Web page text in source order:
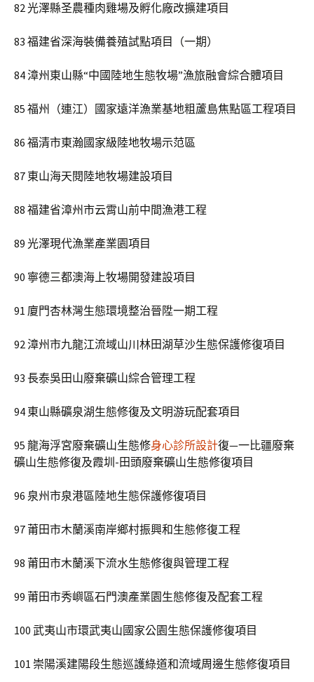
82 光澤縣圣農種肉雞場及孵化廠改擴建項目
83 福建省深海裝備養殖試點項目（一期）
84 漳州東山縣“中國陸地生態牧場”漁旅融會綜合體項目
85 福州（連江）國家遠洋漁業基地粗蘆島焦點區工程項目
86 福清市東瀚國家級陸地牧場示范區
87 東山海天閱陸地牧場建設項目
88 福建省漳州市云霄山前中間漁港工程
89 光澤現代漁業產業園項目
90 寧德三都澳海上牧場開發建設項目
91 廈門杏林灣生態環境整治晉陞一期工程
92 漳州市九龍江流域山川林田湖草沙生態保護修復項目
93 長泰吳田山廢棄礦山綜合管理工程
94 東山縣礦泉湖生態修復及文明游玩配套項目
95 龍海浮宮廢棄礦山生態修身心診所設計復—一比疆廢棄
礦山生態修復及霞圳-田頭廢棄礦山生態修復項目
96 泉州市泉港區陸地生態保護修復項目
97 莆田市木蘭溪南岸鄉村振興和生態修復工程
98 莆田市木蘭溪下流水生態修復與管理工程
99 莆田市秀嶼區石門澳產業園生態修復及配套工程
100 武夷山市環武夷山國家公園生態保護修復項目
101 崇陽溪建陽段生態巡護綠道和流域周邊生態修復項目